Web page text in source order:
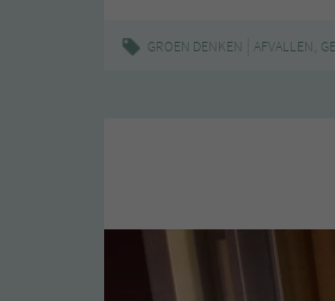
deur
GROEN DENKEN AFVALLEN,